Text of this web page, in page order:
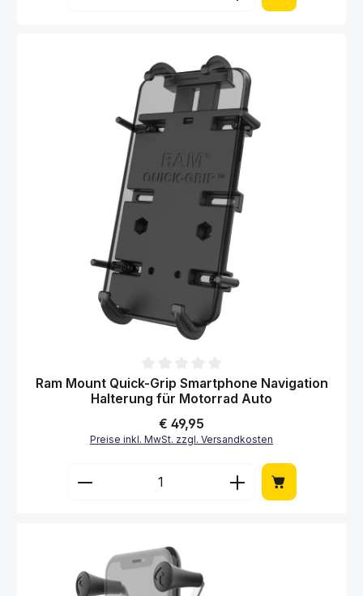
Durchschnittliche Bewertung von 0 von 5 Sternen
Ram Mount Quick-Grip Smartphone Navigation
Halterung für Motorrad Auto
Regulärer Preis:
€ 49,95
Preise inkl. MwSt. zzgl. Versandkosten
Produkt Anzahl: Gib den gewünschten